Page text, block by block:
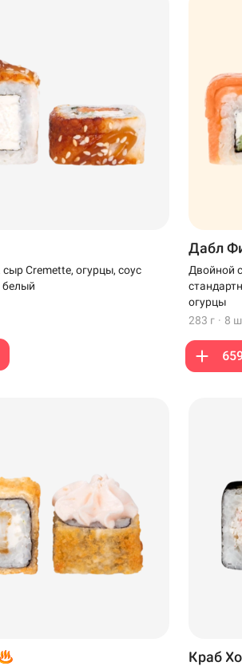
сыр Cremette, огурцы, соус
белый
Дабл
Двойной
огурцы
283 г · 8
Краб
Новый Уренгой
Самовывоз